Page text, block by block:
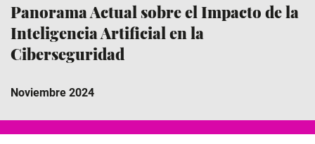
Panorama Actual sobre el Impacto de la
Inteligencia Artificial en la
Ciberseguridad
Noviembre 2024